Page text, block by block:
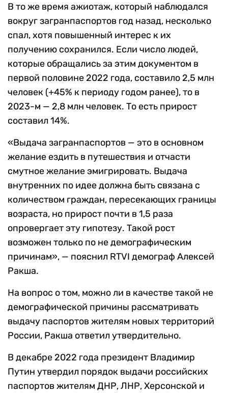
В то же время ажиотаж, который наблюдался
вокруг загранпаспортов год назад, несколько
спал, хотя повышенный интерес к их
получению сохранился. Если число людей,
которые обращались за этим документом в
первой половине 2022 года, составило 2,5 млн
человек (+45% к периоду годом ранее), то в
2023-м — 2,8 млн человек. То есть прирост
составил 14%.
«Выдача загранпаспортов — это в основном
желание ездить в путешествия и отчасти
смутное желание эмигрировать. Выдача
внутренних по идее должна быть связана с
количеством граждан, пересекающих границы
возраста, но прирост почти в 1,5 раза
опровергает эту гипотезу. Такой рост
возможен только по не демографическим
причинам», — пояснил RTVI демограф Алексей
Ракша.
На вопрос о том, можно ли в качестве такой не
демографической причины рассматривать
выдачу паспортов жителям новых территорий
России, Ракша ответил утвердительно.
В декабре 2022 года президент Владимир
Путин утвердил порядок выдачи российских
паспортов жителям ДНР, ЛНР, Херсонской и